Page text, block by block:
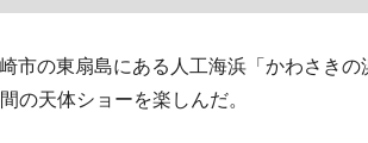
市の東扇島にある人工海浜「かわさき
の天体ショーを楽しんだ。